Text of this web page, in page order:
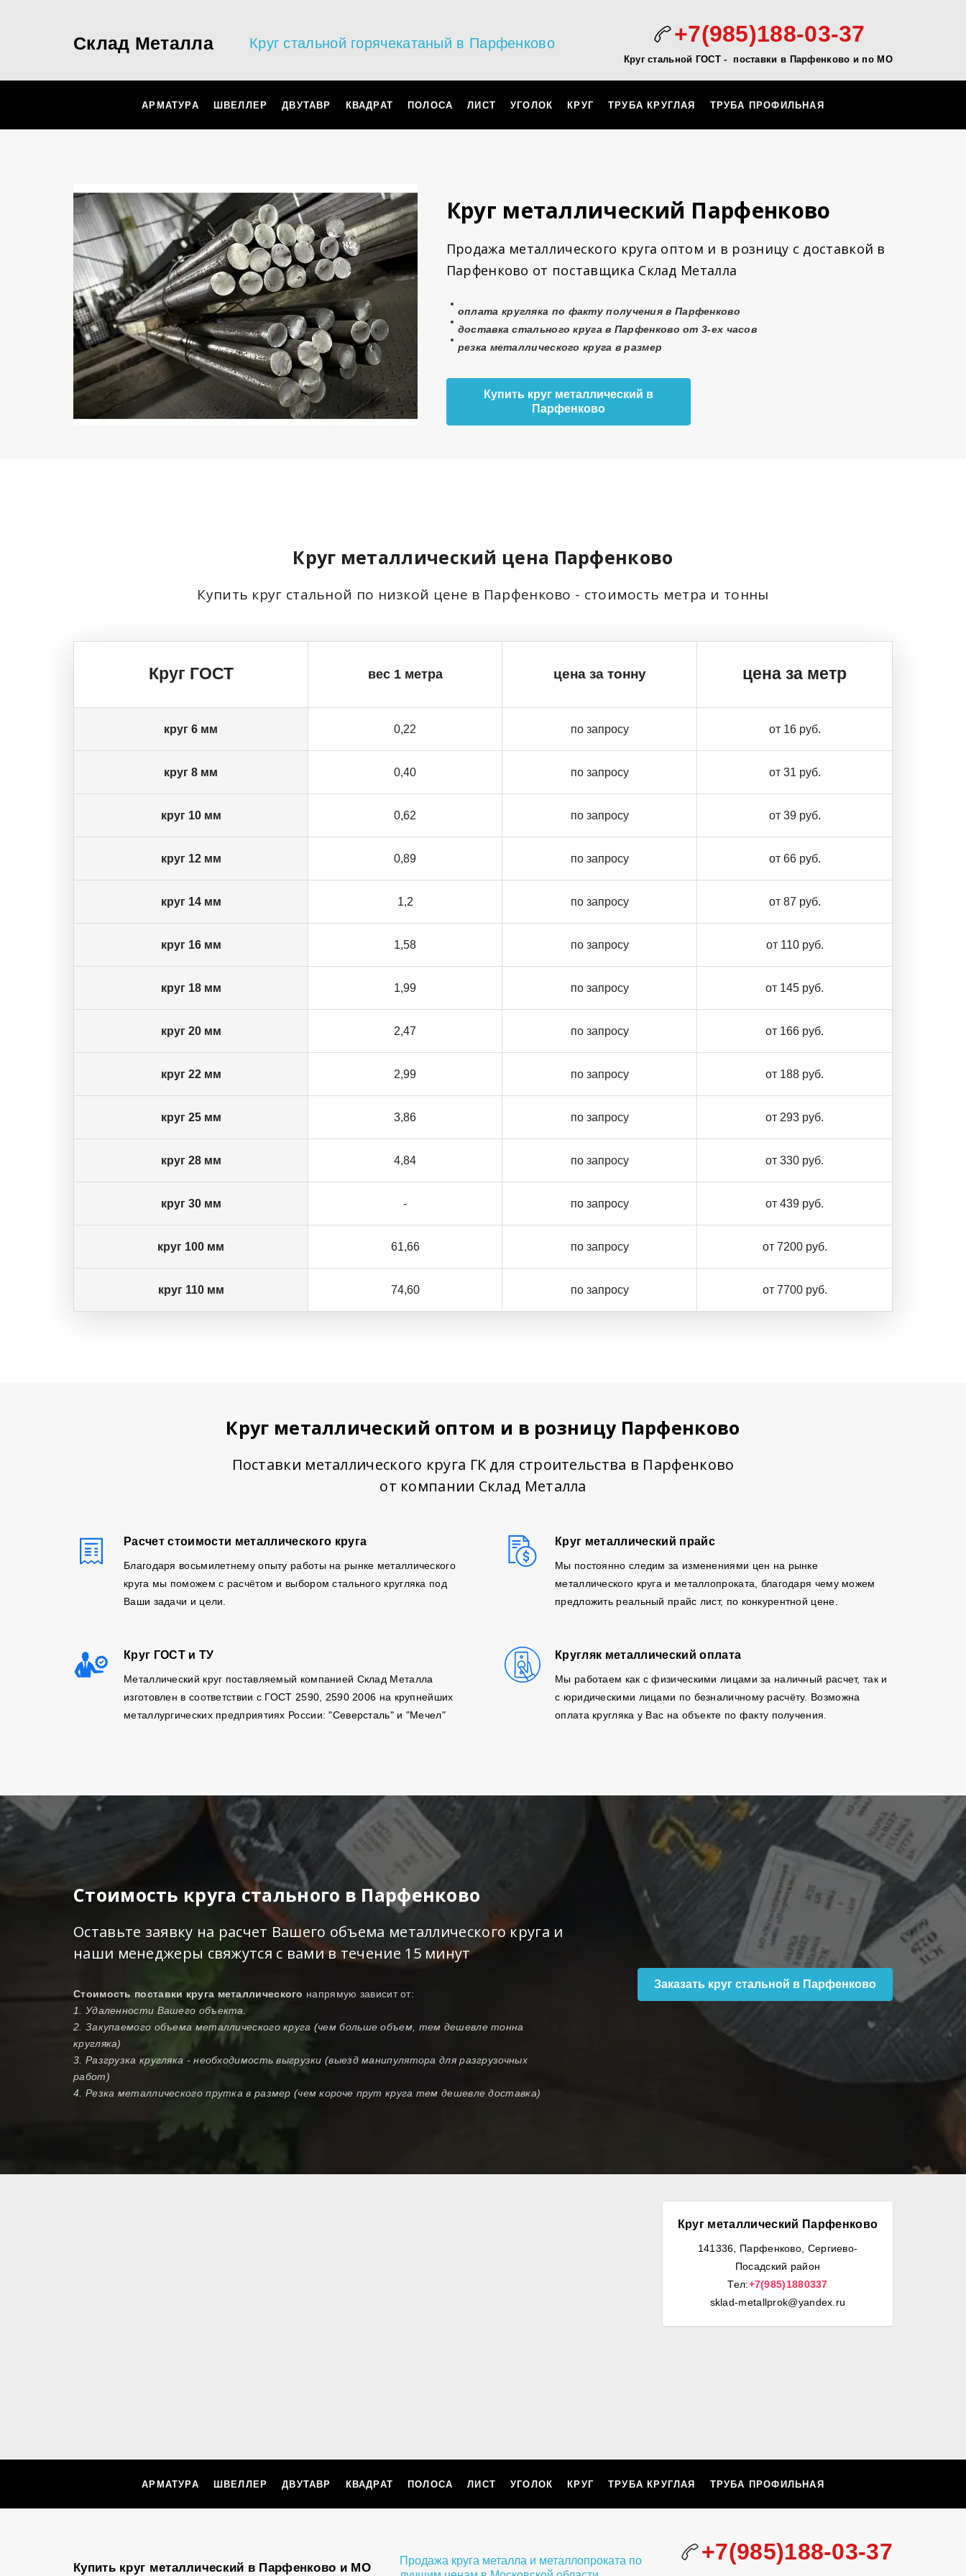
Склад Металла Круг стальной горячекатаный в Парфенково +7(985)188-03-37
Круг стальной ГОСТ - поставки в Парфенково и по МО
АРМАТУРА ШВЕЛЛЕР ДВУТАВР КВАДРАТ ПОЛОСА ЛИСТ УГОЛОК КРУГ ТРУБА КРУГЛАЯ ТРУБА ПРОФИЛЬНАЯ
Круг металлический Парфенково
Продажа металлического круга оптом и в розницу с доставкой в
Парфенково от поставщика Склад Металла
оплата кругляка по факту получения в Парфенково
доставка стального круга в Парфенково от 3-ех часов
резка металлического круга в размер
Купить круг металлический в
Парфенково
Круг металлический цена Парфенково
Купить круг стальной по низкой цене в Парфенково - стоимость метра и тонны
Круг ГОСТ вес 1 метра цена за тонну цена за метр
круг 6 мм 0,22 по запросу от 16 руб.
круг 8 мм 0,40 по запросу от 31 руб.
круг 10 мм 0,62 по запросу от 39 руб.
круг 12 мм 0,89 по запросу от 66 руб.
круг 14 мм 1,2 по запросу от 87 руб.
круг 16 мм 1,58 по запросу от 110 руб.
круг 18 мм 1,99 по запросу от 145 руб.
круг 20 мм 2,47 по запросу от 166 руб.
круг 22 мм 2,99 по запросу от 188 руб.
круг 25 мм 3,86 по запросу от 293 руб.
круг 28 мм 4,84 по запросу от 330 руб.
круг 30 мм - по запросу от 439 руб.
круг 100 мм 61,66 по запросу от 7200 руб.
круг 110 мм 74,60 по запросу от 7700 руб.
Круг металлический оптом и в розницу Парфенково
Поставки металлического круга ГК для строительства в Парфенково
от компании Склад Металла
Расчет стоимости металлического круга
Благодаря восьмилетнему опыту работы на рынке металлического
круга мы поможем с расчётом и выбором стального кругляка под
Ваши задачи и цели.
Круг металлический прайс
Мы постоянно следим за изменениями цен на рынке
металлического круга и металлопроката, благодаря чему можем
предложить реальный прайс лист, по конкурентной цене.
Круг ГОСТ и ТУ
Металлический круг поставляемый компанией Склад Металла
изготовлен в соответствии с ГОСТ 2590, 2590 2006 на крупнейших
металлургических предприятиях России: "Северсталь" и "Мечел"
Кругляк металлический оплата
Мы работаем как с физическими лицами за наличный расчет, так и
с юридическими лицами по безналичному расчёту. Возможна
оплата кругляка у Вас на объекте по факту получения.
Стоимость круга стального в Парфенково
Оставьте заявку на расчет Вашего объема металлического круга и
наши менеджеры свяжутся с вами в течение 15 минут
Стоимость поставки круга металлического напрямую зависит от:
1. Удаленности Вашего объекта.
2. Закупаемого объема металлического круга (чем больше объем, тем дешевле тонна
кругляка)
3. Разгрузка кругляка - необходимость выгрузки (выезд манипулятора для разгрузочных
работ)
4. Резка металлического прутка в размер (чем короче прут круга тем дешевле доставка)
Заказать круг стальной в Парфенково
Круг металлический Парфенково
141336, Парфенково, Сергиево-
Посадский район
Тел:+7(985)1880337
sklad-metallprok@yandex.ru
АРМАТУРА ШВЕЛЛЕР ДВУТАВР КВАДРАТ ПОЛОСА ЛИСТ УГОЛОК КРУГ ТРУБА КРУГЛАЯ ТРУБА ПРОФИЛЬНАЯ
Купить круг металлический в Парфенково и МО
Продажа круга металла и металлопроката по
+7(985)188-03-37